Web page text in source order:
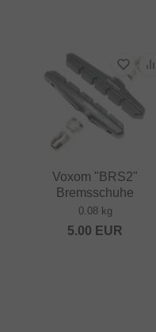
Voxom "BRS2"
Bremsschuhe
0.08 kg
5.00 EUR